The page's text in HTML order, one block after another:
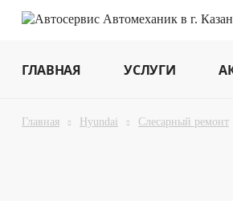
ГЛАВНАЯ УСЛУГИ
Главная Hyundai Слесарный ремонт